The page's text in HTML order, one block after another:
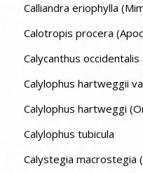
Calliandra eriophylla
Calotropis procera
Calycanthus occidentalis
Calylophus hartweggii
Calylophus hartweggi
Calylophus tubicula
Calystegia macrostegia